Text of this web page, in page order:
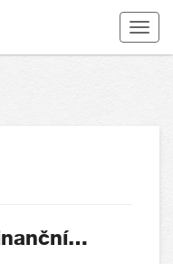
Toggle